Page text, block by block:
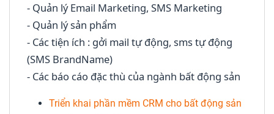
- Quản lý Email Marketing, SMS Marketing
- Quản lý sản phẩm
- Các tiện ích : gởi mail tự động, sms tự động
(SMS BrandName)
- Các báo cáo đặc thù của ngành bất động sản
Triển khai phần mềm CRM cho bất động sản